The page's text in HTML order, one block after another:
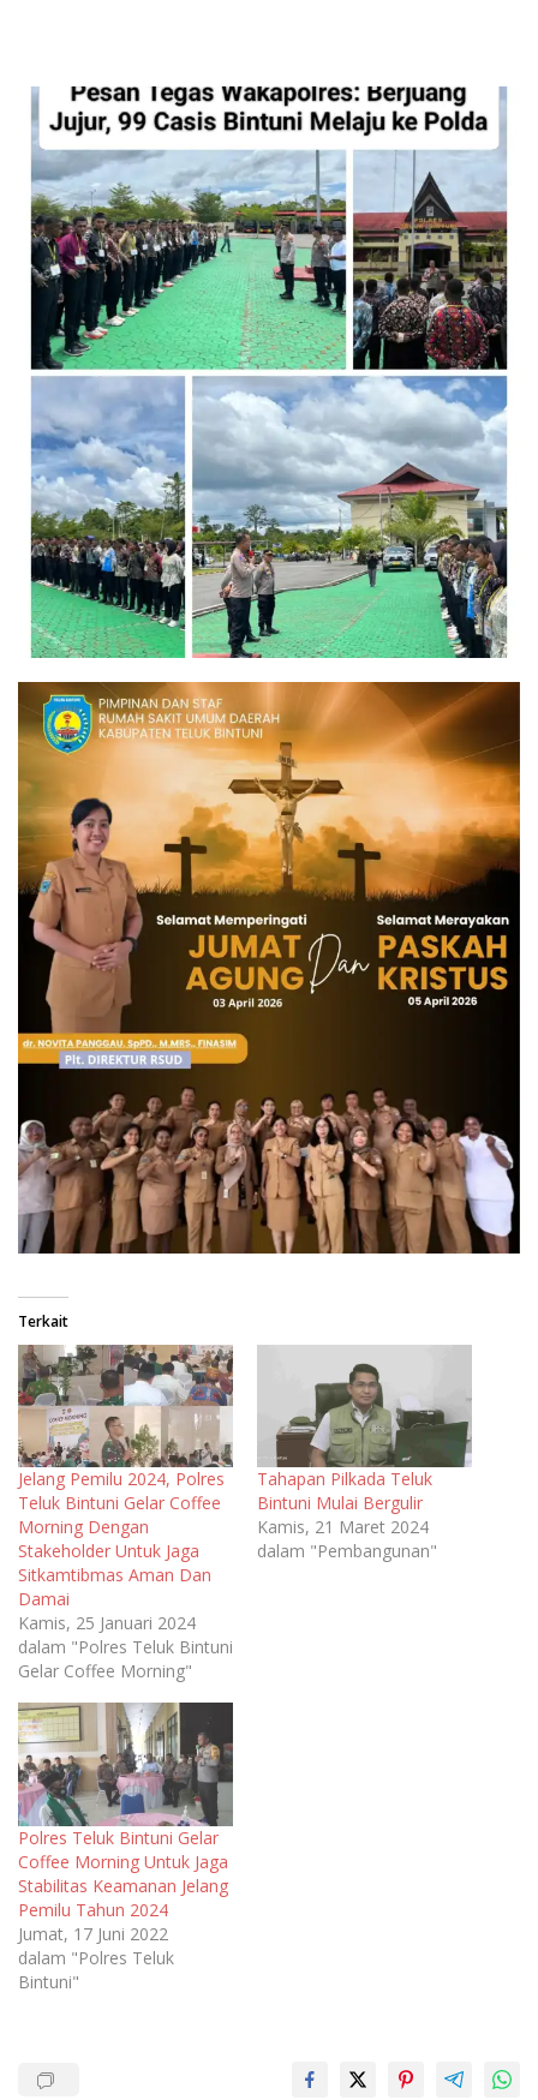
Terkait
Jelang Pemilu 2024, Polres
Teluk Bintuni Gelar Coffee
Morning Dengan
Stakeholder Untuk Jaga
Sitkamtibmas Aman Dan
Damai
Kamis, 25 Januari 2024
dalam "Polres Teluk Bintuni
Gelar Coffee Morning"
Tahapan Pilkada Teluk
Bintuni Mulai Bergulir
Kamis, 21 Maret 2024
dalam "Pembangunan"
Polres Teluk Bintuni Gelar
Coffee Morning Untuk Jaga
Stabilitas Keamanan Jelang
Pemilu Tahun 2024
Jumat, 17 Juni 2022
dalam "Polres Teluk
Bintuni"